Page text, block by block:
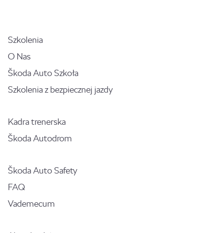
Szkolenia
O Nas
Škoda Auto Szkoła
Szkolenia z bezpiecznej jazdy
Kadra trenerska
Škoda Autodrom
Škoda Auto Safety
FAQ
Vademecum